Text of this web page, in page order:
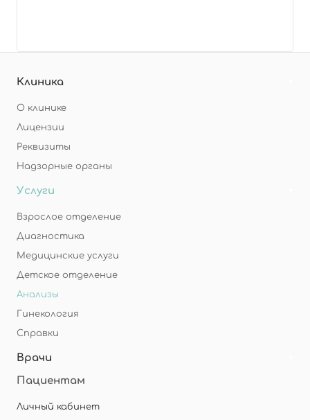
Клиника
О клинике
Лицензии
Реквизиты
Надзорные органы
Услуги
Взрослое отделение
Диагностика
Медицинские услуги
Детское отделение
Анализы
Гинекология
Справки
Врачи
Пациентам
Личный кабинет